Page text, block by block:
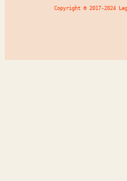
Copyright © 2017-2024